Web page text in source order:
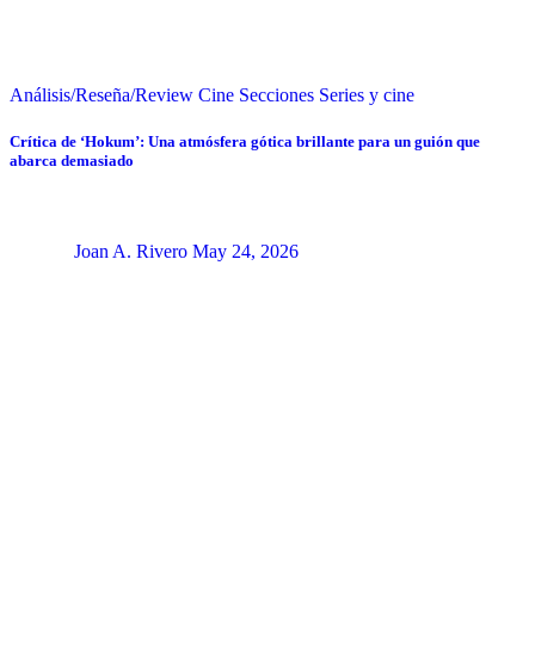
Análisis/Reseña/Review Cine Secciones Series y cine
Crítica de ‘Hokum’: Una atmósfera gótica brillante para un guión que
abarca demasiado
Joan A. Rivero May 24, 2026